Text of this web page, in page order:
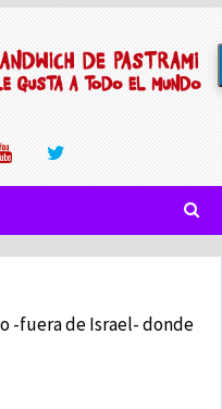
-fuera de Israel- donde